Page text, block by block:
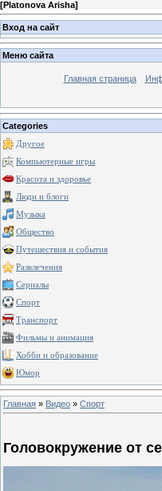
[Platonova Arisha]
Вход на сайт
Меню сайта
Главная страница
Categories
Другое
Компьютерные игры
Красота и здоровье
Люди и блоги
Музыка
Общество
Путешествия и события
Развлечения
Сериалы
Спорт
Транспорт
Фильмы и анимация
Хобби и образование
Юмор
Главная » Видео » Спорт
Головокружение от